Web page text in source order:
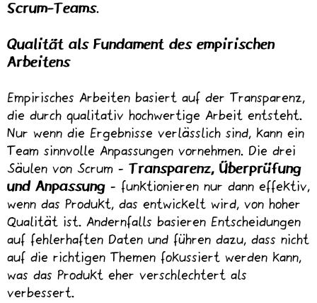
Scrum-Teams.
Qualität als Fundament des empirischen
Arbeitens
Empirisches Arbeiten basiert auf der Transparenz,
die durch qualitativ hochwertige Arbeit entsteht.
Nur wenn die Ergebnisse verlässlich sind, kann ein
Team sinnvolle Anpassungen vornehmen. Die drei
Säulen von Scrum - Transparenz, Überprüfung
und Anpassung - funktionieren nur dann effektiv,
wenn das Produkt, das entwickelt wird, von hoher
Qualität ist. Andernfalls basieren Entscheidungen
auf fehlerhaften Daten und führen dazu, dass nicht
auf die richtigen Themen fokussiert werden kann,
was das Produkt eher verschlechtert als
verbessert.